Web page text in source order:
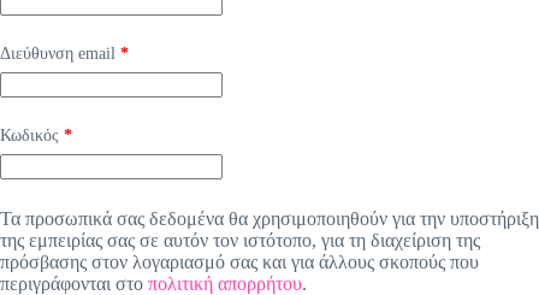
Διεύθυνση email *Απαιτείται
Κωδικός *Απαιτείται
Τα προσωπικά σας δεδομένα θα χρησιμοποιηθούν για την υποστήριξη
της εμπειρίας σας σε αυτόν τον ιστότοπο, για τη διαχείριση της
πρόσβασης στον λογαριασμό σας και για άλλους σκοπούς που
περιγράφονται στο πολιτική απορρήτου.